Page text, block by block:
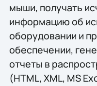
мыши, получать
информацию об
оборудовании и
обеспечении,
отчеты в
(HTML, XML, MS